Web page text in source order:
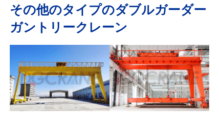
その他のタイプのダブルガーダー
ガントリークレーン